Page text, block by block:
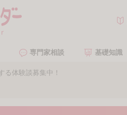
専門家相談 基礎知識
る体験談募集中！